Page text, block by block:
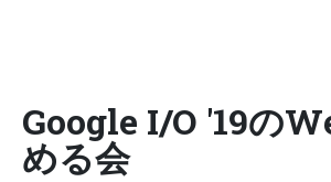
Google I/O '19の
める会